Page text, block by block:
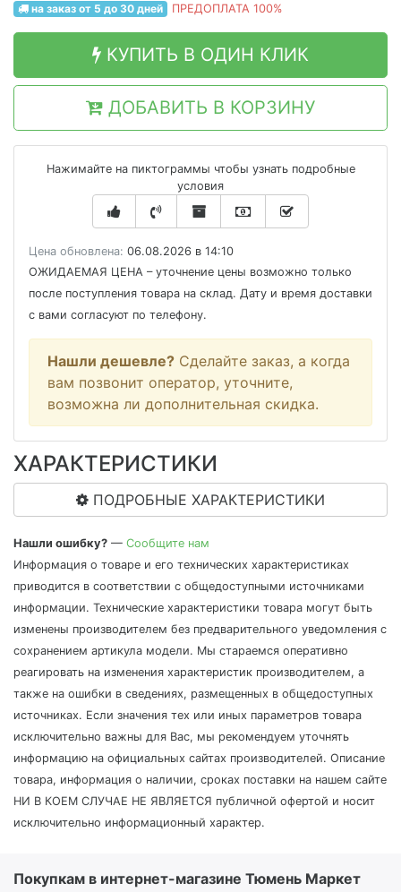
на заказ от 5 до 30 дней ПРЕДОПЛАТА 100%
КУПИТЬ В ОДИН КЛИК
ДОБАВИТЬ В КОРЗИНУ
Нажимайте на пиктограммы чтобы узнать подробные
условия
Цена обновлена: 06.08.2026 в 14:10
ОЖИДАЕМАЯ ЦЕНА – уточнение цены возможно только
после поступления товара на склад. Дату и время доставки
с вами согласуют по телефону.
Нашли дешевле? Сделайте заказ, а когда
вам позвонит оператор, уточните,
возможна ли дополнительная скидка.
ХАРАКТЕРИСТИКИ
ПОДРОБНЫЕ ХАРАКТЕРИСТИКИ
Нашли ошибку? — Сообщите нам
Информация о товаре и его технических характеристиках
приводится в соответствии с общедоступными источниками
информации. Технические характеристики товара могут быть
изменены производителем без предварительного уведомления с
сохранением артикула модели. Мы стараемся оперативно
реагировать на изменения характеристик производителем, а
также на ошибки в сведениях, размещенных в общедоступных
источниках. Если значения тех или иных параметров товара
исключительно важны для Вас, мы рекомендуем уточнять
информацию на официальных сайтах производителей. Описание
товара, информация о наличии, сроках поставки на нашем сайте
НИ В КОЕМ СЛУЧАЕ НЕ ЯВЛЯЕТСЯ публичной офертой и носит
исключительно информационный характер.
Покупкам в интернет-магазине Тюмень Маркет